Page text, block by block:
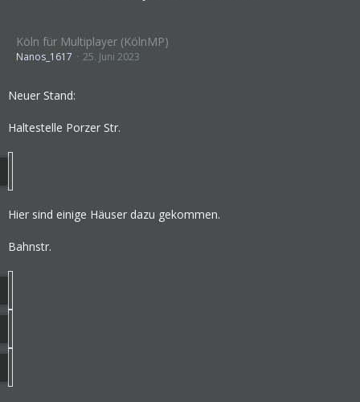
Köln für Multiplayer (KölnMP)
Nanos_1617 25. Juni 2023
Neuer Stand:
Haltestelle Porzer Str.
Hier sind einige Häuser dazu gekommen.
Bahnstr.